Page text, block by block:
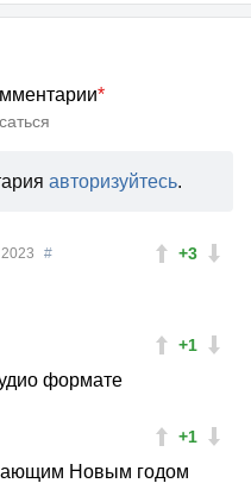
*
авторизуйтесь.
+3
#
+1
формате
+1
Новым годом